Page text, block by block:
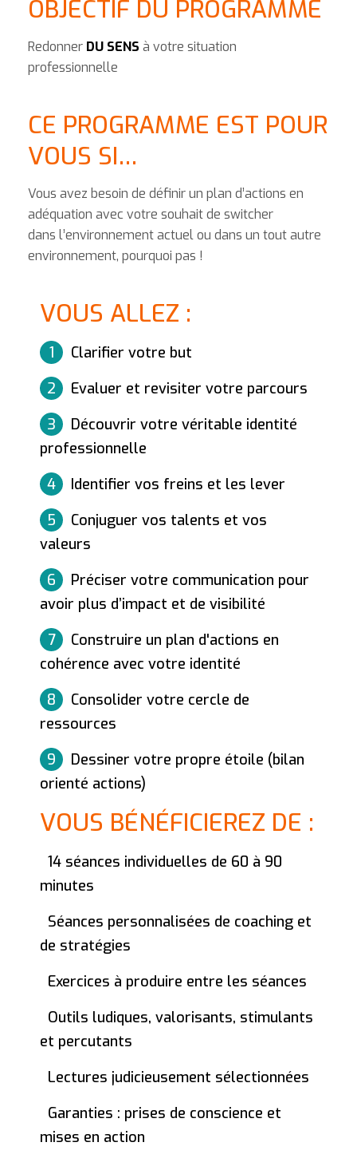
OBJECTIF DU PROGRAMME
Redonner DU SENS à votre situation
professionnelle
CE PROGRAMME EST POUR
VOUS SI…
Vous avez besoin de définir un plan d’actions en
adéquation avec votre souhait de switcher
dans l’environnement actuel ou dans un tout autre
environnement, pourquoi pas !
VOUS ALLEZ :
1
Clarifier votre but
2
Evaluer et revisiter votre parcours
3
Découvrir votre véritable identité
professionnelle
4
Identifier vos freins et les lever
5
Conjuguer vos talents et vos
valeurs
6
Préciser votre communication pour
avoir plus d’impact et de visibilité
7
Construire un plan d'actions en
cohérence avec votre identité
8
Consolider votre cercle de
ressources
9
Dessiner votre propre étoile (bilan
orienté actions)
VOUS BÉNÉFICIEREZ DE :
14 séances individuelles de 60 à 90
minutes
Séances personnalisées de coaching et
de stratégies
Exercices à produire entre les séances
Outils ludiques, valorisants, stimulants
et percutants
Lectures judicieusement sélectionnées
Garanties : prises de conscience et
mises en action